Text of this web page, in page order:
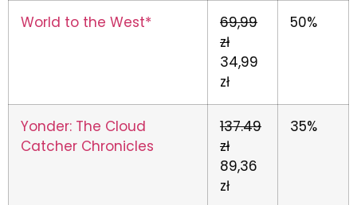
World to the West*
69,99
zł
34,99
zł
50%
Yonder: The Cloud
Catcher Chronicles
137.49
zł
89,36
zł
35%